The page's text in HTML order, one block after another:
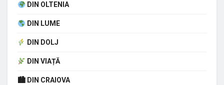
DIN OLTENIA
DIN LUME
DIN DOLJ
DIN VIAȚĂ
🏙 DIN CRAIOVA